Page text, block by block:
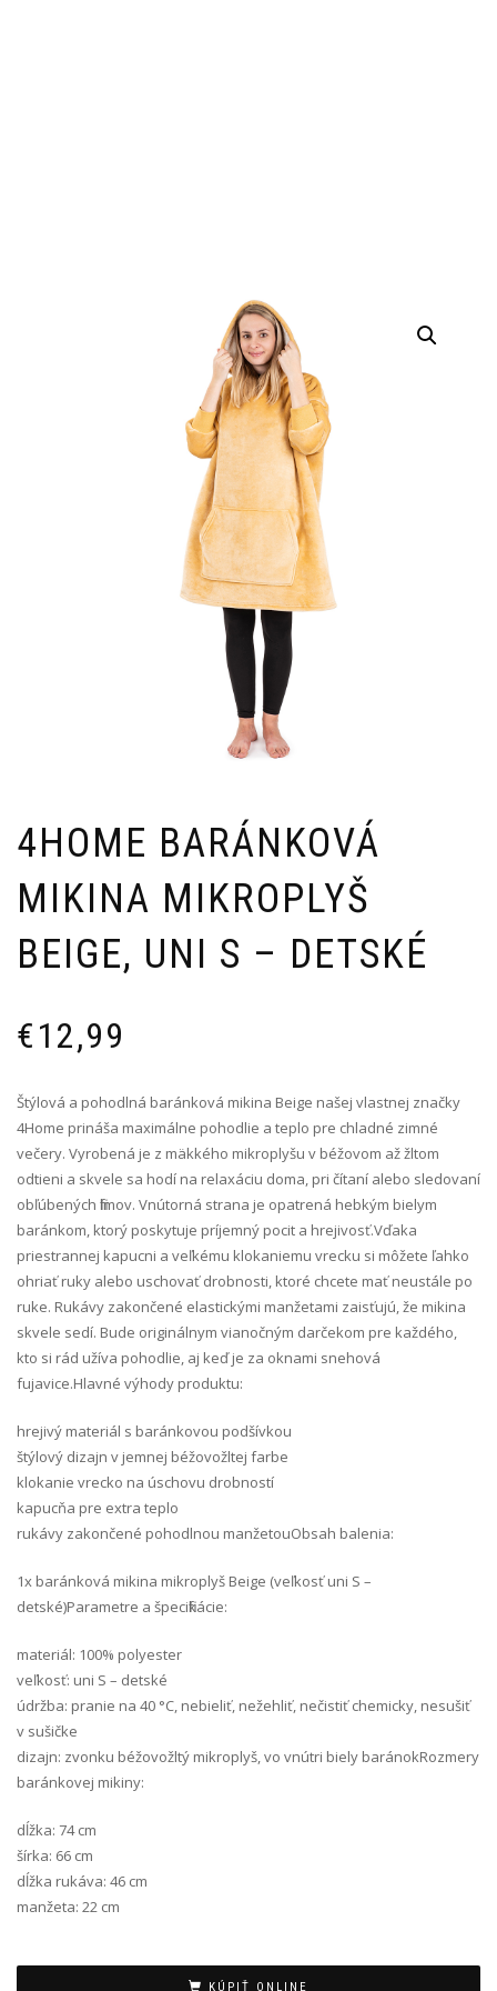
4HOME BARÁNKOVÁ
MIKINA MIKROPLYŠ
BEIGE, UNI S – DETSKÉ
€12,99
Štýlová a pohodlná baránková mikina Beige našej vlastnej značky
4Home prináša maximálne pohodlie a teplo pre chladné zimné
večery. Vyrobená je z mäkkého mikroplyšu v béžovom až žltom
odtieni a skvele sa hodí na relaxáciu doma, pri čítaní alebo sledovaní
obľúbených filmov. Vnútorná strana je opatrená hebkým bielym
baránkom, ktorý poskytuje príjemný pocit a hrejivosť.Vďaka
priestrannej kapucni a veľkému klokaniemu vrecku si môžete ľahko
ohriať ruky alebo uschovať drobnosti, ktoré chcete mať neustále po
ruke. Rukávy zakončené elastickými manžetami zaisťujú, že mikina
skvele sedí. Bude originálnym vianočným darčekom pre každého,
kto si rád užíva pohodlie, aj keď je za oknami snehová
fujavice.Hlavné výhody produktu:
hrejivý materiál s baránkovou podšívkou
štýlový dizajn v jemnej béžovožltej farbe
klokanie vrecko na úschovu drobností
kapucňa pre extra teplo
rukávy zakončené pohodlnou manžetouObsah balenia:
1x baránková mikina mikroplyš Beige (veľkosť uni S –
detské)Parametre a špecifikácie:
materiál: 100% polyester
veľkosť: uni S – detské
údržba: pranie na 40 °C, nebieliť, nežehliť, nečistiť chemicky, nesušiť
v sušičke
dizajn: zvonku béžovožltý mikroplyš, vo vnútri biely baránokRozmery
baránkovej mikiny:
dĺžka: 74 cm
šírka: 66 cm
dĺžka rukáva: 46 cm
manžeta: 22 cm
KÚPIŤ ONLINE